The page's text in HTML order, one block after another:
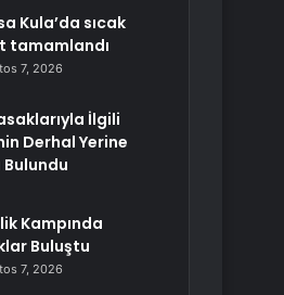
Kula’da sıcak
tamamlandı
7, 2026
İlgili
Derhal Yerine
Bulundu
Kampında
Buluştu
7, 2026